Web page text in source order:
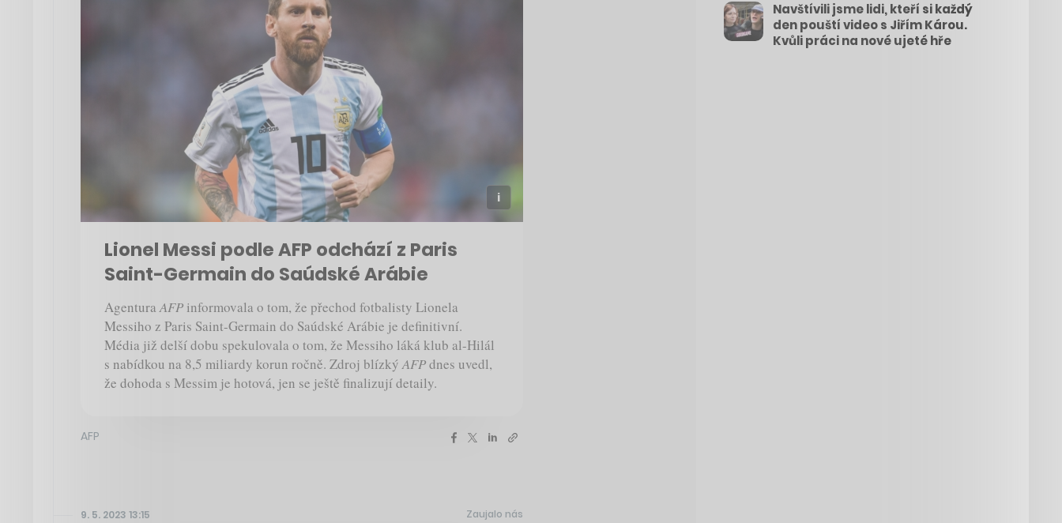
Lionel Messi podle AFP odchází z Paris
Saint-Germain do Saúdské Arábie
AgenturaAFP informovala o tom, že přechod fotbalisty Lionela
Messiho z Paris Saint-Germain do Saúdské Arábie je definitivní.
Média již delší dobu spekulovala o tom, že Messiho láká klub al-Hilál
s nabídkou na 8,5 miliardy korun ročně. Zdroj blízkýAFPdnes uvedl,
že dohoda s Messim je hotová, jen se ještě finalizují detaily.
AFP
9. 5. 2023 13:15 Zaujalo nás
Navštívili jsme lidi, kteří si každý
den pouští video s Jiřím Károu.
Kvůli práci na nové ujeté hře